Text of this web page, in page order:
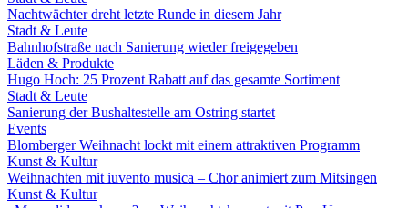
Nachtwächter dreht letzte Runde in diesem Jahr
Stadt & Leute
Bahnhofstraße nach Sanierung wieder freigegeben
Läden & Produkte
Hugo Hoch: 25 Prozent Rabatt auf das gesamte Sortiment
Stadt & Leute
Sanierung der Bushaltestelle am Ostring startet
Events
Blomberger Weihnacht lockt mit einem attraktiven Programm
Kunst & Kultur
Weihnachten mit iuvento musica – Chor animiert zum Mitsingen
Kunst & Kultur